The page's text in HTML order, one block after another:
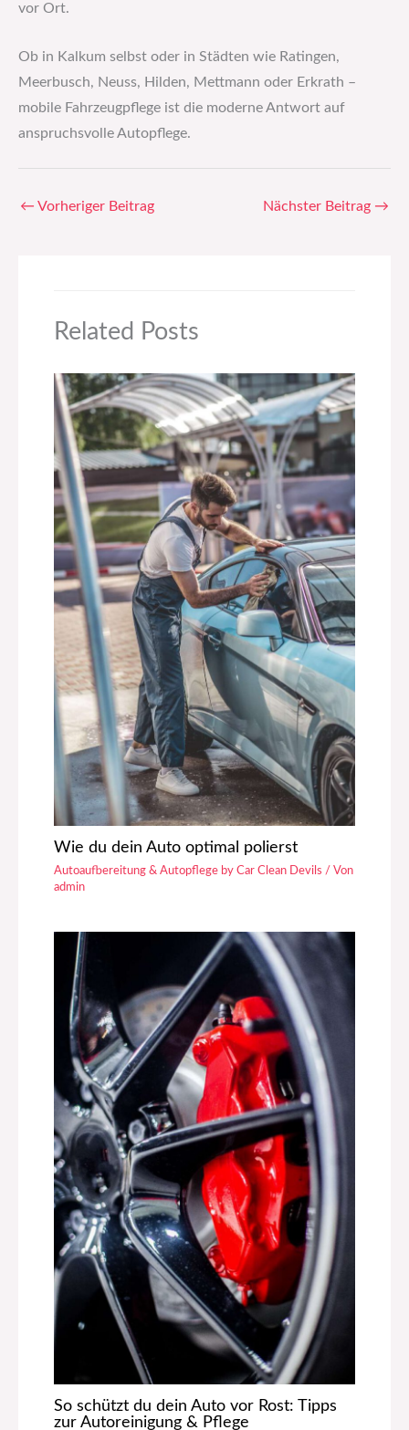
vor Ort.
Ob in Kalkum selbst oder in Städten wie Ratingen,
Meerbusch, Neuss, Hilden, Mettmann oder Erkrath –
mobile Fahrzeugpflege ist die moderne Antwort auf
anspruchsvolle Autopflege.
← Vorheriger Beitrag Nächster Beitrag →
Related Posts
Wie du dein Auto optimal polierst
Autoaufbereitung & Autopflege by Car Clean Devils / Von
admin
So schützt du dein Auto vor Rost: Tipps
zur Autoreinigung & Pflege